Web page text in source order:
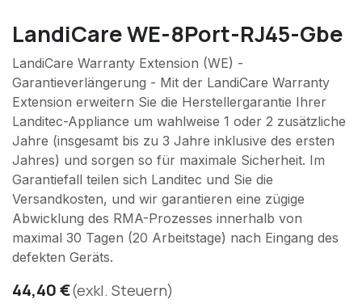
LandiCare WE-8Port-RJ45-Gbe
LandiCare Warranty Extension (WE) -
Garantieverlängerung - Mit der LandiCare Warranty
Extension erweitern Sie die Herstellergarantie Ihrer
Landitec-Appliance um wahlweise 1 oder 2 zusätzliche
Jahre (insgesamt bis zu 3 Jahre inklusive des ersten
Jahres) und sorgen so für maximale Sicherheit. Im
Garantiefall teilen sich Landitec und Sie die
Versandkosten, und wir garantieren eine zügige
Abwicklung des RMA-Prozesses innerhalb von
maximal 30 Tagen (20 Arbeitstage) nach Eingang des
defekten Geräts.
44,40€(exkl. Steuern)